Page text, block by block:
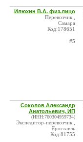
Илюхин В.А. физ.лицо
Перевозчик ,
Самара
Код:178651
#5
Соколов Александр
Анатольевич, ИП
(ИНН:760304959734)
Экспедитор-перевозчик ,
Ярославль
Код:81755